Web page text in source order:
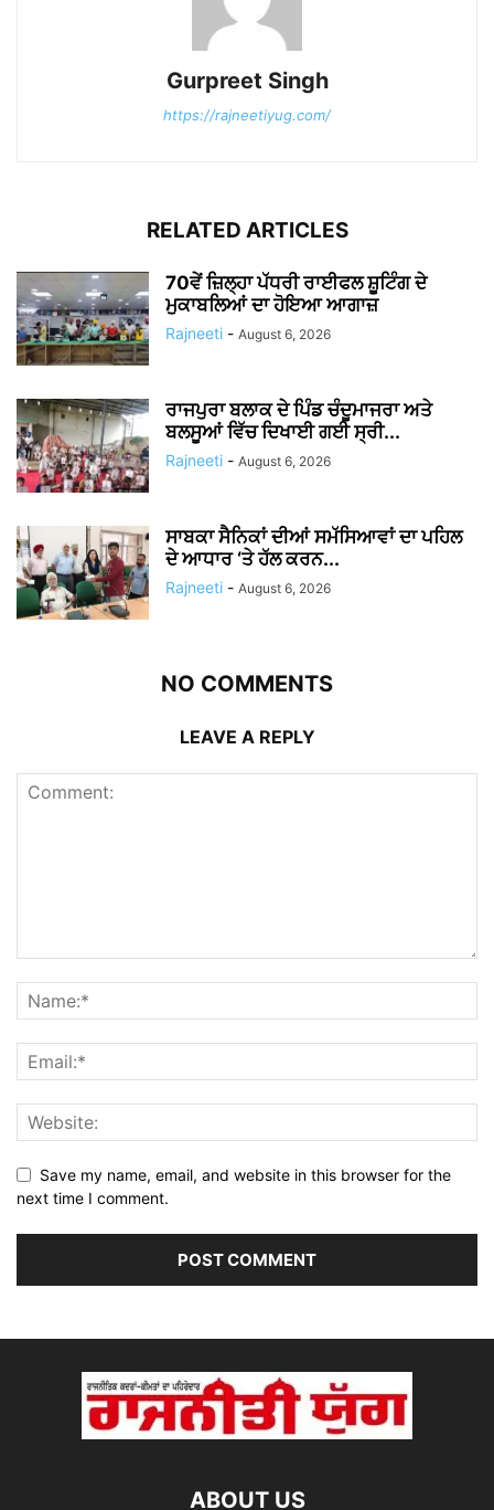
Gurpreet Singh
https://rajneetiyug.com/
RELATED ARTICLES
70ਵੇਂ ਜ਼ਿਲ੍ਹਾ ਪੱਧਰੀ ਰਾਈਫਲ ਸ਼ੂਟਿੰਗ ਦੇ
ਮੁਕਾਬਲਿਆਂ ਦਾ ਹੋਇਆ ਆਗਾਜ਼
Rajneeti - August 6, 2026
ਰਾਜਪੁਰਾ ਬਲਾਕ ਦੇ ਪਿੰਡ ਚੰਦੂਮਾਜਰਾ ਅਤੇ
ਬਲਸੂਆਂ ਵਿੱਚ ਦਿਖਾਈ ਗਈ ਸ੍ਰੀ...
Rajneeti - August 6, 2026
ਸਾਬਕਾ ਸੈਨਿਕਾਂ ਦੀਆਂ ਸਮੱਸਿਆਵਾਂ ਦਾ ਪਹਿਲ
ਦੇ ਆਧਾਰ ‘ਤੇ ਹੱਲ ਕਰਨ...
Rajneeti - August 6, 2026
NO COMMENTS
LEAVE A REPLY
Save my name, email, and website in this browser for the
next time I comment.
ABOUT US